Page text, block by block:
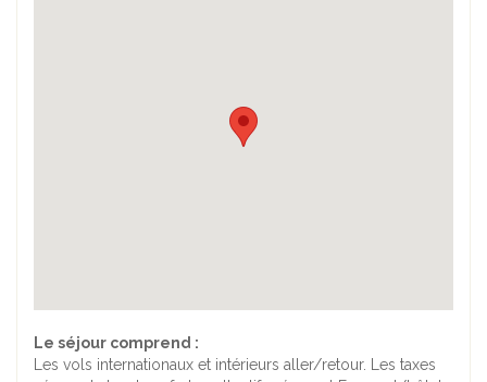
Le séjour comprend :
Les vols internationaux et intérieurs aller/retour. Les taxes